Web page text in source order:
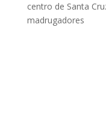
centro de Santa
madrugadores